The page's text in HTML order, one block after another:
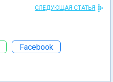
СЛЕДУЮЩАЯ СТАТЬЯ
Facebook